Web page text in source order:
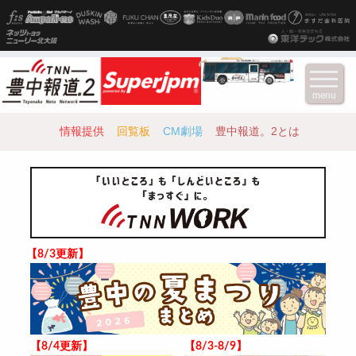
情報提供 回覧板 CM劇場 豊中報道。2とは
【8/3更新】
【8/4更新】 【8/3-8/9】
menu